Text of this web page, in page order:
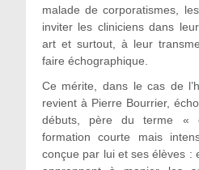
malade de corporatismes,
inviter les cliniciens dans
art et surtout, à leur
faire échographique.
Ce mérite, dans le cas de
revient à Pierre Bourrier,
débuts, père du terme «
formation courte mais
conçue par lui et ses élèves :